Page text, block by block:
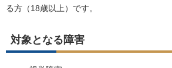
る方（18歳以上）です。
対象となる障害